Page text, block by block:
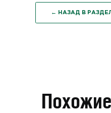
← НАЗАД В РАЗДЕЛ